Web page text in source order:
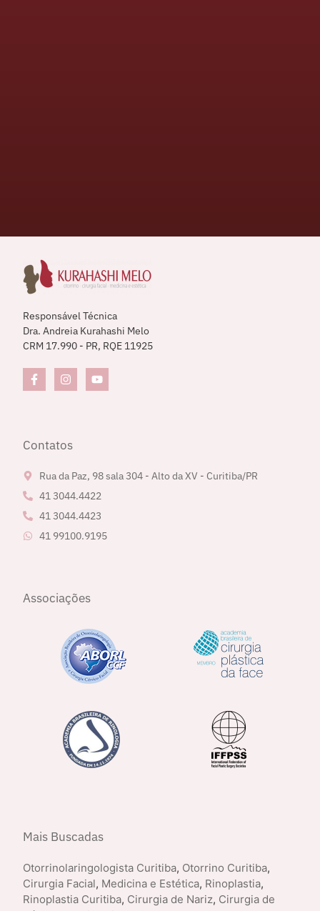
Responsável Técnica
Dra. Andreia Kurahashi Melo
CRM 17.990 - PR, RQE 11925
Contatos
Rua da Paz, 98 sala 304 - Alto da XV - Curitiba/PR
41 3044.4422
41 3044.4423
41 99100.9195
Associações
Mais Buscadas
Otorrinolaringologista Curitiba, Otorrino Curitiba,
Cirurgia Facial, Medicina e Estética, Rinoplastia,
Rinoplastia Curitiba, Cirurgia de Nariz, Cirurgia de